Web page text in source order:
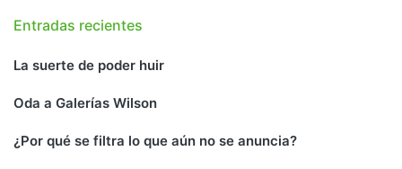
Entradas recientes
La suerte de poder huir
Oda a Galerías Wilson
¿Por qué se filtra lo que aún no se anuncia?